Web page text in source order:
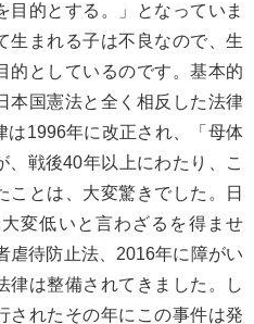
目的とする。」となっていま
生まれる子は不良なので、生
的としているのです。基本的
本国憲法と全く相反した法律
は1996年に改正され、「母体
戦後40年以上にわたり、こ
ことは、大変驚きでした。日
変低いと言わざるを得ませ
虐待防止法、2016年に障がい
律は整備されてきました。し
されたその年にこの事件は発